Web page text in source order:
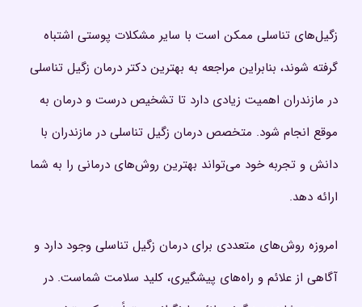
زگیل‌های تناسلی ممکن است با سایر مشکلات پوستی اشتباه
گرفته شوند، بنابراین مراجعه به بهترین دکتر درمان زگیل تناسلی
در مازندران اهمیت زیادی دارد تا تشخیص درست و درمان به
موقع انجام شود. متخصص درمان زگیل تناسلی در مازندران با
دانش و تجربه خود می‌تواند بهترین روش‌های درمانی را به شما
ارائه دهد.
امروزه روش‌های متعددی برای درمان زگیل تناسلی وجود دارد و
آگاهی از علائم و راه‌های پیشگیری، کلید سلامت شماست. در